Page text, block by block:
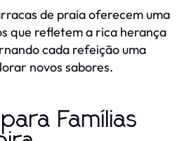
de praia oferecem uma
que refletem a rica herança
cada refeição uma
novos sabores.
Famílias